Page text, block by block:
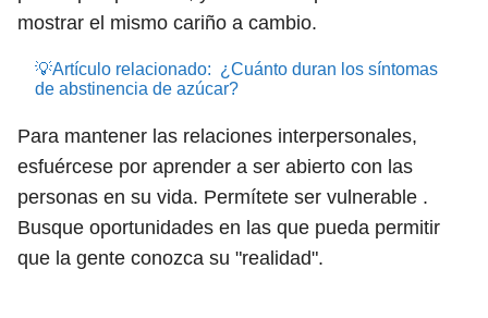
mostrar el mismo cariño a cambio.
💡Artículo relacionado: ¿Cuánto duran los síntomas
de abstinencia de azúcar?
Para mantener las relaciones interpersonales,
esfuércese por aprender a ser abierto con las
personas en su vida. Permítete ser vulnerable .
Busque oportunidades en las que pueda permitir
que la gente conozca su "realidad".